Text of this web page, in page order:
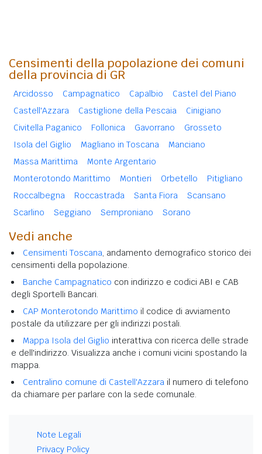
Censimenti della popolazione dei comuni
della provincia di GR
Arcidosso Campagnatico Capalbio
Castel del Piano
Castell'Azzara
Castiglione della Pescaia
Cinigiano
Civitella Paganico
Follonica Gavorrano
Grosseto
Isola del Giglio
Magliano in Toscana
Manciano
Massa Marittima
Monte Argentario
Monterotondo Marittimo
Montieri Orbetello
Pitigliano
Roccalbegna
Roccastrada Santa Fiora
Scansano
Scarlino
Seggiano Semproniano Sorano
Vedi anche
Censimenti Toscana, andamento demografico storico dei
censimenti della popolazione.
Banche Campagnatico con indirizzo e codici ABI e CAB
degli Sportelli Bancari.
CAP Monterotondo Marittimo il codice di avviamento
postale da utilizzare per gli indirizzi postali.
Mappa Isola del Giglio interattiva con ricerca delle strade
e dell'indirizzo. Visualizza anche i comuni vicini spostando la
mappa.
Centralino comune di Castell'Azzara il numero di telefono
da chiamare per parlare con la sede comunale.
Note Legali
Privacy Policy